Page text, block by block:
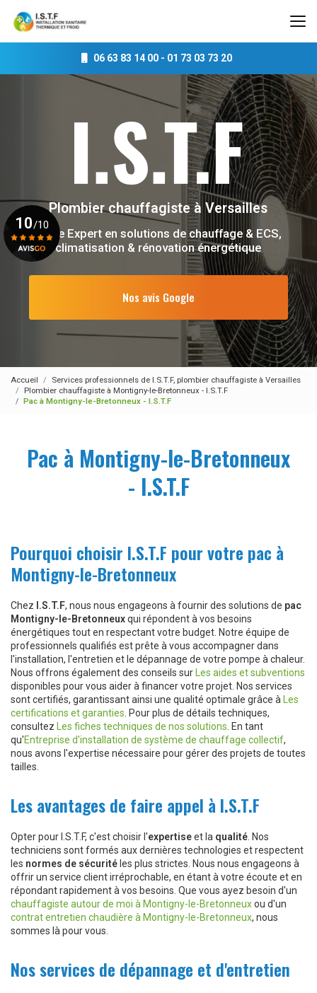
contenu
06 63 83 14 00- 01 73 03 73 20
Plombier chauffagisteà Versailles
Votre Expert en solutions de chauffage & ECS,
climatisation & rénovation énergétique
Nos avis Google
10/10
Accueil
Services professionnels de I.S.T.F, plombier chauffagiste à Versailles
Plombier chauffagiste à Montigny-le-Bretonneux - I.S.T.F
Pac à Montigny-le-Bretonneux - I.S.T.F
Pac à Montigny-le-Bretonneux
- I.S.T.F
Pourquoi choisir I.S.T.F pour votre pac à
Montigny-le-Bretonneux
Chez I.S.T.F, nous nous engageons à fournir des solutions de pac
Montigny-le-Bretonneuxqui répondent à vos besoins
énergétiques tout en respectant votre budget. Notre équipe de
professionnels qualifiés est prête à vous accompagner dans
l'installation, l'entretien et le dépannage de votre pompe à chaleur.
Nous offrons également des conseils sur
Les aides et subventions
disponibles pour vous aider à financer votre projet. Nos services
sont certifiés, garantissant ainsi une qualité optimale grâce à
Les
certifications et garanties . Pour plus de détails techniques,
consultez
Les fiches techniques de nos solutions . En tant
qu'Entreprise d'installation de système de chauffage collectif,
nous avons l'expertise nécessaire pour gérer des projets de toutes
tailles.
Les avantages de faire appel à I.S.T.F
Opter pour I.S.T.F, c'est choisir l'expertiseet la qualité . Nos
techniciens sont formés aux dernières technologies et respectent
les normes de sécurité les plus strictes. Nous nous engageons à
offrir un service client irréprochable, en étant à votre écoute et en
répondant rapidement à vos besoins. Que vous ayez besoin d'un
chauffagiste autour de moi à Montigny-le-Bretonneuxou d'un
contrat entretien chaudière à Montigny-le-Bretonneux, nous
sommes là pour vous.
Nos services de dépannage et d'entretien